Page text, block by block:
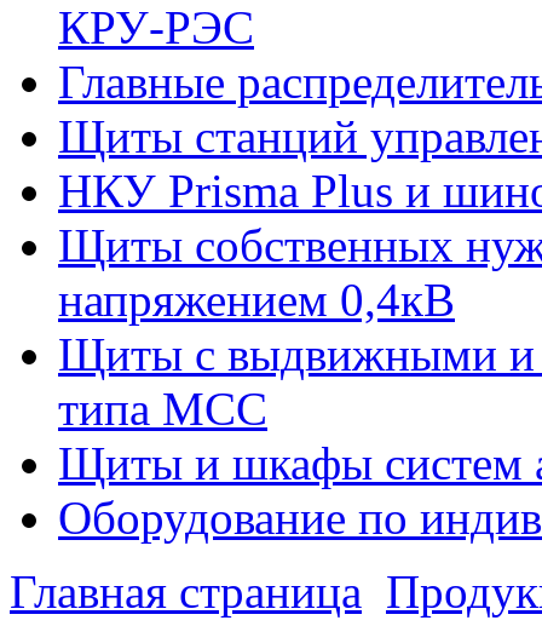
КРУ-РЭС
Главные
Щиты станций
НКУ Prisma Plus и
Щиты собственных
напряжением 0,4кВ
Щиты с выдвижными и
типа МСС
Щиты и шкафы систем
Оборудование по
Главная страница